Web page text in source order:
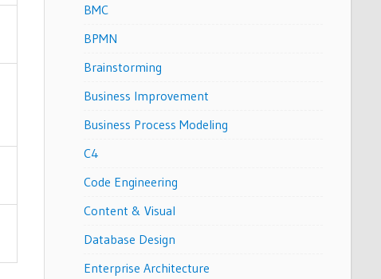
BMC
BPMN
Brainstorming
Business Improvement
Business Process Modeling
C4
Code Engineering
Content & Visual
Database Design
Enterprise Architecture